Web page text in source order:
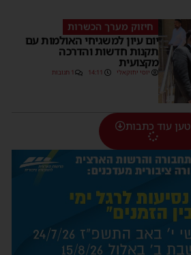
חיזוק מערך הכשרות
יום עיון למשגיחי האולמות עם
תקנות חדשות והדרכה
מקצועית
יוסי יחזקאלי 14:11 1 תגובות
טען עוד כתבות